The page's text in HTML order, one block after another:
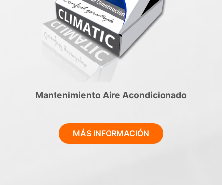
Mantenimiento Aire Acondicionado
MÁS INFORMACIÓN